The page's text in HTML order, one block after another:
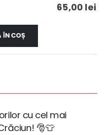
65,00 lei
ÎN COȘ
cu cel mai
🎅👕